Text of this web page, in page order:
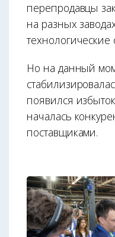
перепродавцы
на разных
технологические
Но на данный
появился
началась
поставщиками.